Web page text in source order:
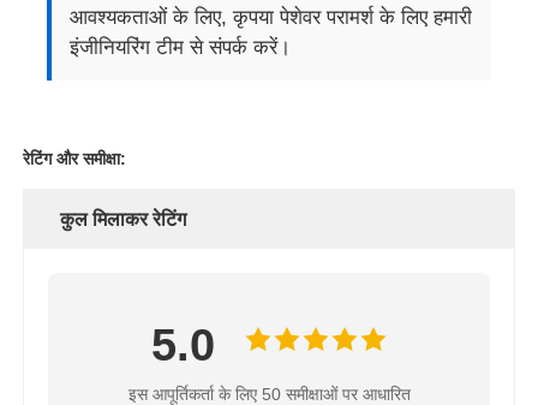
आवश्यकताओं के लिए, कृपया पेशेवर परामर्श के लिए हमारी
इंजीनियरिंग टीम से संपर्क करें।
रेटिंग और समीक्षा:
कुल मिलाकर रेटिंग
5.0
इस आपूर्तिकर्ता के लिए 50 समीक्षाओं पर आधारित